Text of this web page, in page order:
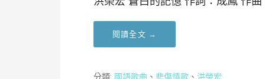
閱讀全文 →
分類: 國語歌曲 、 悲傷情歌 、 洪榮宏